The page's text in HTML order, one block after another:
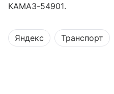
КАМАЗ-54901.
Яндекс Транспорт